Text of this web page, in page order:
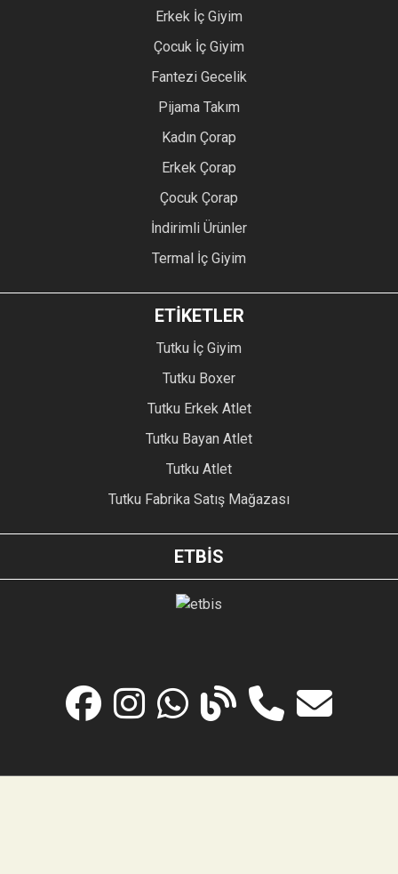
Erkek İç Giyim
Çocuk İç Giyim
Fantezi Gecelik
Pijama Takım
Kadın Çorap
Erkek Çorap
Çocuk Çorap
İndirimli Ürünler
Termal İç Giyim
ETİKETLER
Tutku İç Giyim
Tutku Boxer
Tutku Erkek Atlet
Tutku Bayan Atlet
Tutku Atlet
Tutku Fabrika Satış Mağazası
ETBİS